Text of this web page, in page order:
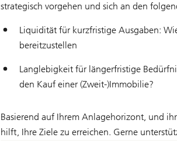
strategisch vorgehen und sich an den
Liquidität für kurzfristige Ausgaben:
bereitzustellen
Langlebigkeit für längerfristige
den Kauf einer (Zweit-)Immobilie?
Basierend auf Ihrem Anlagehorizont, und
hilft, Ihre Ziele zu erreichen. Gerne